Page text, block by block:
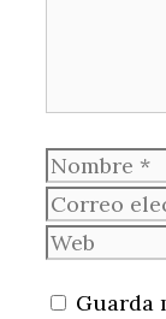
Nombre
Guarda